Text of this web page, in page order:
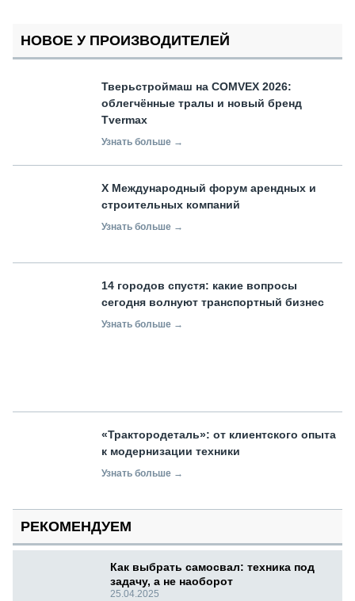
НОВОЕ У ПРОИЗВОДИТЕЛЕЙ
Тверьстроймаш на COMVEX 2026:
облегчённые тралы и новый бренд
Tvermax
Узнать больше →
X Международный форум арендных и
строительных компаний
Узнать больше →
14 городов спустя: какие вопросы
сегодня волнуют транспортный бизнес
Узнать больше →
«Трактородеталь»: от клиентского опыта
к модернизации техники
Узнать больше →
РЕКОМЕНДУЕМ
Как выбрать самосвал: техника под
задачу, а не наоборот
25.04.2025